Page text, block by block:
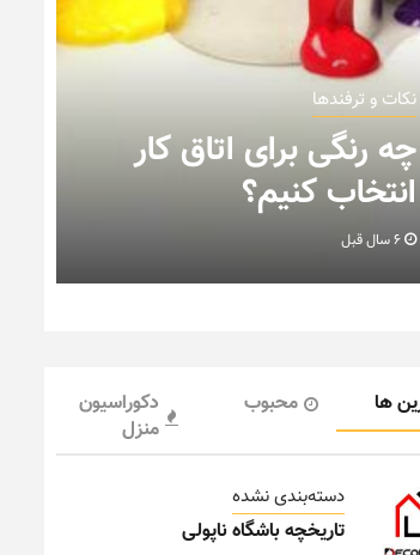
نکات و ترفندها
چه رنگی برای اتاق کار
انتخاب کنیم؟
ها محبوب
دکوراسیون
منزل
دسته‌بندی نشده
تاریخچه باشگاه ناپولی